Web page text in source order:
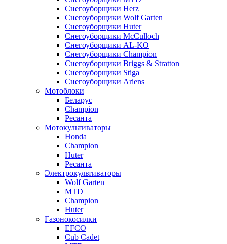
Снегоуборщики Herz
Снегоуборщики Wolf Garten
Снегоуборщики Huter
Снегоуборщики McCulloch
Снегоуборщики AL-KO
Снегоуборщики Champion
Снегоуборщики Briggs & Stratton
Снегоуборщики Stiga
Снегоуборщики Ariens
Мотоблоки
Беларус
Champion
Ресанта
Мотокультиваторы
Honda
Champion
Huter
Ресанта
Электрокультиваторы
Wolf Garten
MTD
Champion
Huter
Газонокосилки
EFCO
Cub Cadet